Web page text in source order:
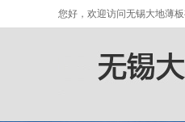
您好，欢迎访问无锡大地薄